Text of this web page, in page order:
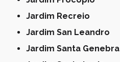
Jardim Recreio
Jardim San Leandro
Jardim Santa Genebra